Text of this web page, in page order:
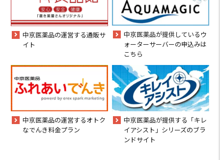
中京医薬品の運営する通販サ
イト
中京医薬品が提供しているウ
ォーターサーバーの申込みは
こちら
中京医薬品の運営するオトク
なでんき料金プラン
中京医薬品が提供する「キレ
イアシスト」シリーズのブラ
ンドサイト